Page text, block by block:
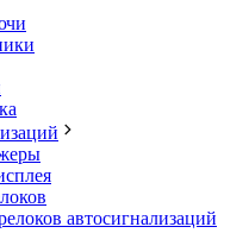
автосигнализаций